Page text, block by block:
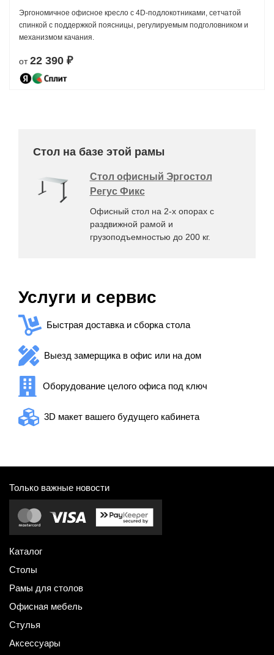
Эргономичное офисное кресло с 4D-подлокотниками, сетчатой
спинкой с поддержкой поясницы, регулируемым подголовником и
механизмом качания.
от22 390 ₽
Стол на базе этой рамы
Стол офисный Эргостол
Регус Фикс
Офисный стол на 2-х опорах с
раздвижной рамой и
грузоподъемностью до 200 кг.
Услуги и сервис
Быстрая доставка и сборка стола
Выезд замерщика в офис или на дом
Оборудование целого офиса под ключ
3D макет вашего будущего кабинета
Только важные новости
Каталог
Столы
Рамы для столов
Офисная мебель
Стулья
Аксессуары